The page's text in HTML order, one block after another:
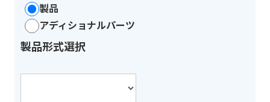
製品
アディショナルパーツ
製品形式選択